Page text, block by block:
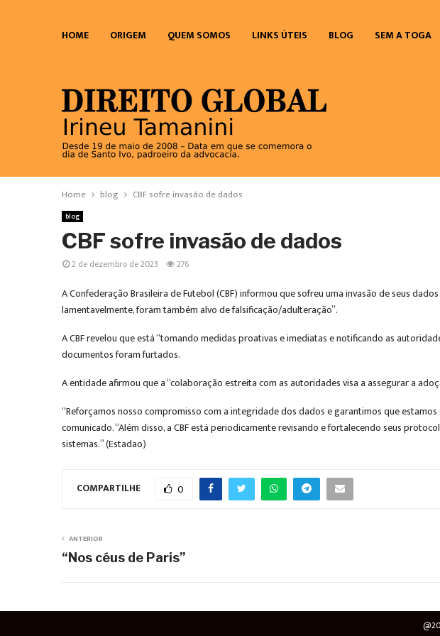
HOME ORIGEM QUEM SOMOS LINKS ÚTEIS BLOG SEM A TOGA
Home blog CBF sofre invasão de dados
blog
CBF sofre invasão de dados
2 de dezembro de 2023 276
A Confederação Brasileira de Futebol (CBF) informou que sofreu uma invasão de seus
lamentavelmente, foram também alvo de falsificação/adulteração”.
A CBF revelou que está “tomando medidas proativas e imediatas e notificando as
documentos foram furtados.
A entidade afirmou que a “colaboração estreita com as autoridades visa a assegurar a
“Reforçamos nosso compromisso com a integridade dos dados e garantimos que
comunicado. “Além disso, a CBF está periodicamente revisando e fortalecendo seus
sistemas.” (Estadao)
COMPARTILHE 0
ANTERIOR
“Nos céus de Paris”